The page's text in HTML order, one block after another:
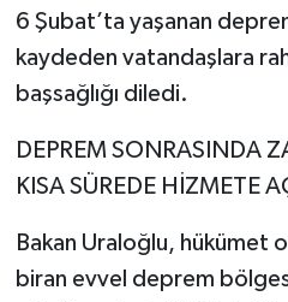
6 Şubat’ta yaşanan
kaydeden vatandaşlara
başsağlığı diledi.
DEPREM SONRASINDA
KISA SÜREDE HİZMETE
Bakan Uraloğlu, hükümet
biran evvel deprem